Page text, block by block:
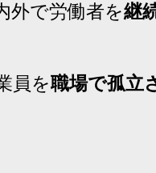
外で労働者を継
員を職場で孤立